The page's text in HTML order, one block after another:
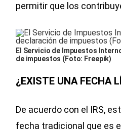
permitir que los
El Servicio de Impuestos
de impuestos (Foto: Freepik)
¿EXISTE UNA FECHA
De acuerdo con el IRS,
fecha tradicional que es